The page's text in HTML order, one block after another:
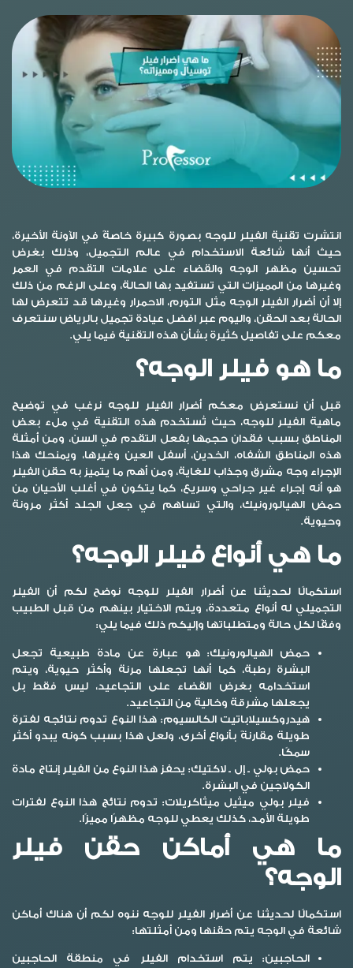
انتشرت تقنية الفيلر للوجه بصورة كبيرة خاصةً في الآونة الأخيرة،
حيث أنها شائعة الاستخدام في عالم التجميل، وذلك بغرض
تحسين مظهر الوجه والقضاء على علامات التقدم في العمر
وغيرها من المميزات التي تستفيد بها الحالة، وعلى الرغم من ذلك
إلا أن أضرار الفيلر الوجه مثل التورم، الاحمرار وغيرها قد تتعرض لها
الحالة بعد الحقن، واليوم عبر افضل عيادة تجميل بالرياض سنتعرف
معكم على تفاصيل كثيرة بشأن هذه التقنية فيما يلي.
ما هو فيلر الوجه؟
قبل أن نستعرض معكم أضرار الفيلر للوجه نرغب في توضيح
ماهية الفيلر للوجه، حيث تُستخدم هذه التقنية في ملء بعض
المناطق بسبب فقدان حجمها بفعل التقدم في السن، ومن أمثلة
هذه المناطق الشفاه، الخدين، أسفل العين وغيرها، ويمنحك هذا
الإجراء وجه مشرق وجذاب للغاية، ومن أهم ما يتميز به حقن الفيلر
هو أنه إجراء غير جراحي وسريع، كما يتكون في أغلب الأحيان من
حمض الهيالورونيك، والتي تساهم في جعل الجلد أكثر مرونة
وحيوية.
ما هي أنواع فيلر الوجه؟
استكمالًا لحديثنا عنأضرار الفيلر للوجه نوضح لكم أن الفيلر
التجميلي له أنواع متعددة، ويتم الاختيار بينهم من قبل الطبيب
وفقًا لكل حالة ومتطلباتها وإليكم ذلك فيما يلي:
حمض الهيالورونيك:هو عبارة عن مادة طبيعية تجعل
البشرة رطبة، كما أنها تجعلها مرنة وأكثر حيوية، ويتم
استخدامه بغرض القضاء على التجاعيد، ليس فقط بل
يجعلها مشرقة وخالية من التجاعيد.
هيدروكسيلاباتيت الكالسيوم: هذا النوع تدوم نتائجه لفترة
طويلة مقارنةً بأنواع أخرى، ولعل هذا بسبب كونه يبدو أكثر
سمكًا.
حمض بولي ـ إل ـ لاكتيك: يحفز هذا النوع من الفيلر إنتاج مادة
الكولاجين في البشرة.
فيلر بولي ميثيل ميثاكريلات: تدوم نتائج هذا النوع لفترات
طويلة الأمد، كذلك يعطي للوجه مظهرًا مميزًا.
ما هي أماكن حقن فيلر
الوجه؟
استكمالًا لحديثنا عن أضرار الفيلر للوجه ننوه لكم أن هناك أماكن
شائعة في الوجه يتم حقنها ومن أمثلتها:
الحاجبين: يتم استخدام الفيلر في منطقة الحاجبين